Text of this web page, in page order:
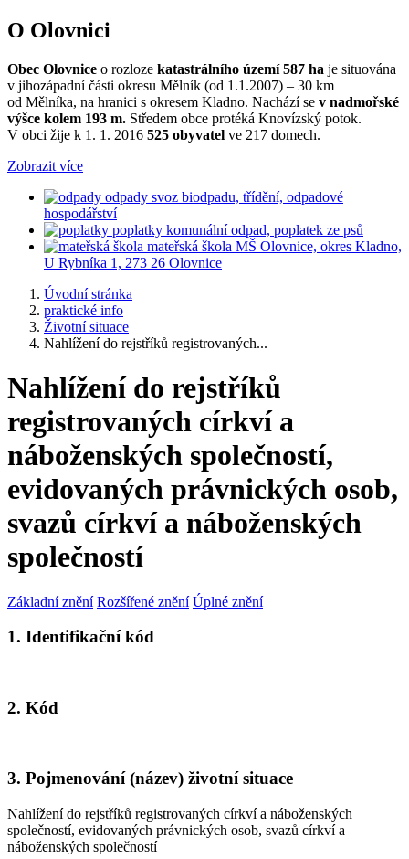
O Olovnici
Obec Olovnice o rozloze katastrálního území 587 ha je situována
v jihozápadní části okresu Mělník (od 1.1.2007) – 30 km
od Mělníka, na hranici s okresem Kladno. Nachází se v nadmořské
výšce kolem 193 m. Středem obce protéká Knovízský potok.
V obci žije k 1. 1. 2016 525 obyvatel ve 217 domech.
Zobrazit více
odpady svoz biodpadu, třídění, odpadové
hospodářství
poplatky komunální odpad, poplatek ze psů
mateřská škola MŠ Olovnice, okres Kladno,
U Rybníka 1, 273 26 Olovnice
Úvodní stránka
praktické info
Životní situace
Nahlížení do rejstříků registrovaných...
Nahlížení do rejstříků
registrovaných církví a
náboženských společností,
evidovaných právnických osob,
svazů církví a náboženských
společností
Základní znění Rozšířené znění Úplné znění
1. Identifikační kód
2. Kód
3. Pojmenování (název) životní situace
Nahlížení do rejstříků registrovaných církví a náboženských
společností, evidovaných právnických osob, svazů církví a
náboženských společností